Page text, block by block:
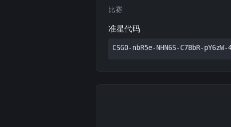
比赛:
准星代码
CSGO-nbR5e-NHN6S-C7BbR-pY6zW-